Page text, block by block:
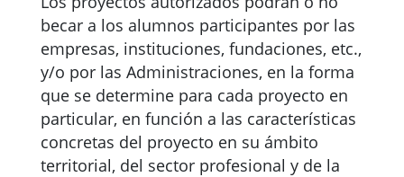
becar a los alumnos participantes por las
empresas, instituciones, fundaciones, etc.,
y/o por las Administraciones, en la forma
que se determine para cada proyecto en
particular, en función a las características
concretas del proyecto en su ámbito
territorial, del sector profesional y de la